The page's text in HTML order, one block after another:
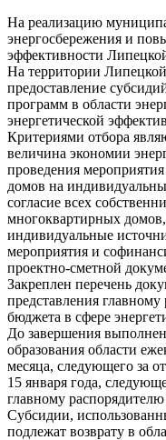
На реализацию
энергосбережения и
эффективности
На территории
предоставление
программ в области
энергетической
Критериями отбора
величина экономии
проведения
домов на
согласие всех
многоквартирных
индивидуальные
мероприятия и
проектно-сметной
Закреплен перечень
представления главному
бюджета в сфере
До завершения
образования области
месяца, следующего за
15 января года,
главному
Субсидии,
подлежат возврату в